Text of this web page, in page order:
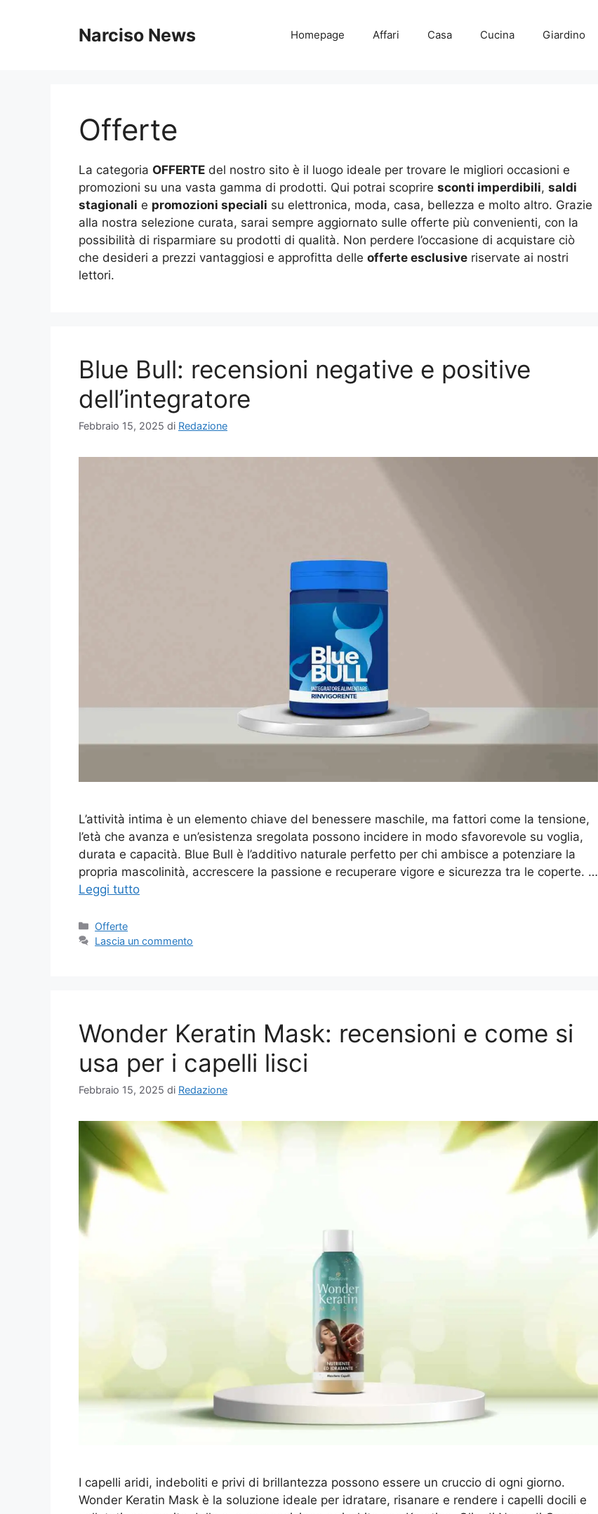
Narciso News Homepage Affari Casa Cucina Giardino
Offerte
La categoria OFFERTE del nostro sito è il luogo ideale per trovare le migliori occasioni e
promozioni su una vasta gamma di prodotti. Qui potrai scoprire sconti imperdibili, saldi
stagionali e promozioni speciali su elettronica, moda, casa, bellezza e molto altro. Grazie
alla nostra selezione curata, sarai sempre aggiornato sulle offerte più convenienti, con la
possibilità di risparmiare su prodotti di qualità. Non perdere l’occasione di acquistare ciò
che desideri a prezzi vantaggiosi e approfitta delle offerte esclusive riservate ai nostri
lettori.
Blue Bull: recensioni negative e positive
dell’integratore
Febbraio 15, 2025 di Redazione
L’attività intima è un elemento chiave del benessere maschile, ma fattori come la tensione,
l’età che avanza e un’esistenza sregolata possono incidere in modo sfavorevole su voglia,
durata e capacità. Blue Bull è l’additivo naturale perfetto per chi ambisce a potenziare la
propria mascolinità, accrescere la passione e recuperare vigore e sicurezza tra le coperte. …
Leggi tutto
Categorie
Offerte
Lascia un commento
Wonder Keratin Mask: recensioni e come si
usa per i capelli lisci
Febbraio 15, 2025 di Redazione
I capelli aridi, indeboliti e privi di brillantezza possono essere un cruccio di ogni giorno.
Wonder Keratin Mask è la soluzione ideale per idratare, risanare e rendere i capelli docili e